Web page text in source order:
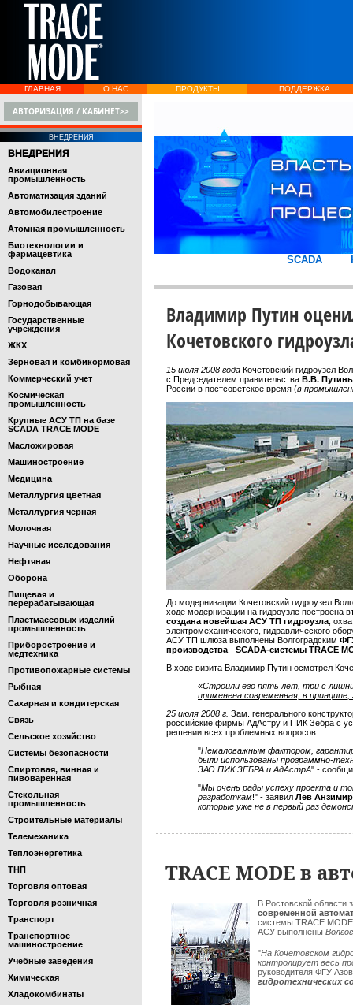
ГЛАВНАЯ О НАС ПРОДУКТЫ ПОДДЕРЖКА
АВТОРИЗАЦИЯ / КАБИНЕТ>>
ВНЕДРЕНИЯ
ВНЕДРЕНИЯ
Авиационная
промышленность
Автоматизация зданий
Автомобилестроение
Атомная промышленность
Биотехнологии и
фармацевтика
Водоканал
Газовая
Горнодобывающая
Государственные
учреждения
ЖКХ
Зерновая и комбикормовая
Коммерческий учет
Космическая
промышленность
Крупные АСУ ТП на базе
SCADA TRACE MODE
Масложировая
Машиностроение
Медицина
Металлургия цветная
Металлургия черная
Молочная
Научные исследования
Нефтяная
Оборона
Пищевая и
перерабатывающая
Пластмассовых изделий
промышленность
Приборостроение и
медтехника
Противопожарные системы
Рыбная
Сахарная и кондитерская
Связь
Сельское хозяйство
Системы безопасности
Спиртовая, винная и
пивоваренная
Стекольная
промышленность
Строительные материалы
Телемеханика
Теплоэнергетика
ТНП
Торговля оптовая
Торговля розничная
Транспорт
Транспортное
машиностроение
Учебные заведения
Химическая
Хладокомбинаты
SCADA
Владимир Путин
Кочетовского
15 июля 2008 года Кочетовский гидроузел
с Председателем правительства В.В.
России в постсоветское время (в
До модернизации Кочетовский гидроузел
ходе модернизации на гидроузле построена
создана новейшая АСУ ТП гидроузла ,
электромеханического, гидравлического
АСУ ТП шлюза выполнены Волгоградским
производства - SCADA-системы TRACE
В ходе визита Владимир Путин осмотрел
«Строили его пять лет, три с
применена современная, в
25 июля 2008 г. Зам. генерального
российские фирмы АдАстру и ПИК Зебра с
решении всех проблемных вопросов.
"Немаловажным фактором,
были использованы программно-
ЗАО ПИК ЗЕБРА и АдАстрА" -
"Мы очень рады успеху проекта и
разработкам!" - заявил Лев
которые уже не в первый раз
TRACE MODE в
В Ростовской области
современной
системы TRACE
АСУ выполнены
"На Кочетовском
контролирует весь
руководителя ФГУ
гидротехнических